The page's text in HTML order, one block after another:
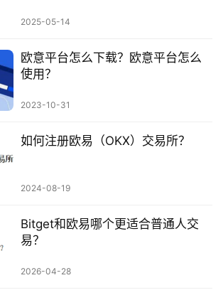
2025-05-14
欧意平台怎么下载？欧意平台怎么
使用？
2023-10-31
如何注册欧易（OKX）交易所？
2024-08-19
Bitget和欧易哪个更适合普通人交
易？
2026-04-28